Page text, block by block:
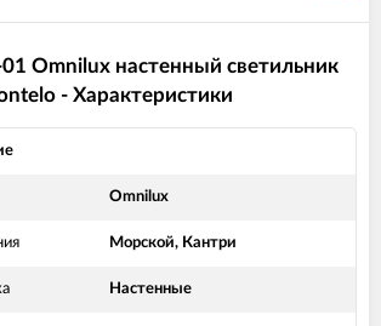
Omnilux настенный светильник
- Характеристики
Omnilux
Морской, Кантри
Настенные